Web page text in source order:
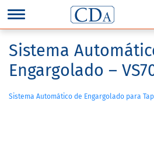
Sistema
Engargolado –
Sistema Automático de Engargolado para